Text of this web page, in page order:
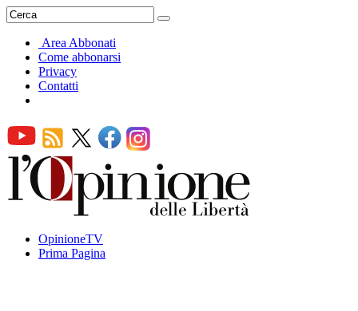
Area Abbonati
Come abbonarsi
Privacy
Contatti
OpinioneTV
Prima Pagina